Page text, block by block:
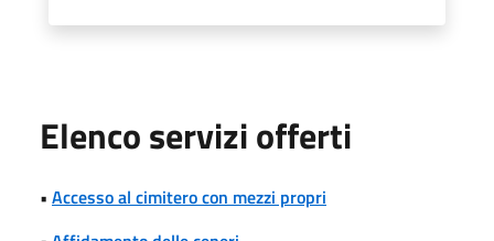
Elenco servizi offerti
• Accesso al cimitero con mezzi propri